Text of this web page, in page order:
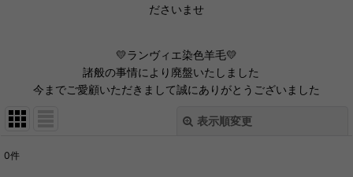
ださいませ
💛ランヴィエ染色羊毛💛
諸般の事情により廃盤いたしました
今までご愛顧いただきまして誠にありがとうございました
表示順変更
サブカテゴリ
0件